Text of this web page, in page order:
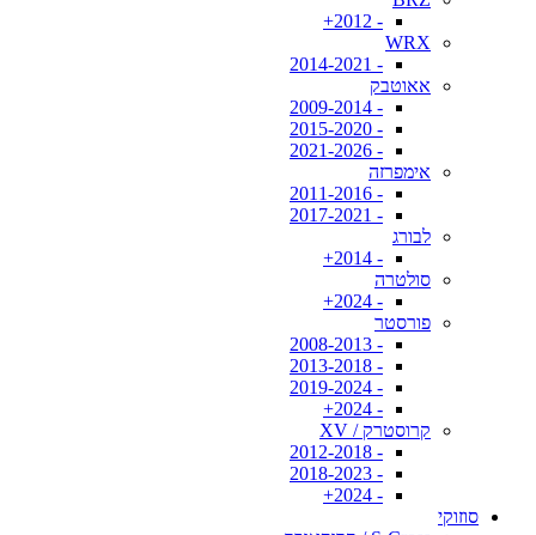
- 2012+
WRX
- 2014-2021
אאוטבק
- 2009-2014
- 2015-2020
- 2021-2026
אימפרזה
- 2011-2016
- 2017-2021
לבורג
- 2014+
סולטרה
- 2024+
פורסטר
- 2008-2013
- 2013-2018
- 2019-2024
- 2024+
קרוסטרק / XV
- 2012-2018
- 2018-2023
- 2024+
סוזוקי